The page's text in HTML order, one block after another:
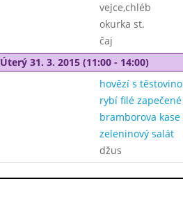
vejce,chléb
okurka st.
čaj
Úterý 31. 3. 2015 (11:00 - 14:00)
hovězí s
rybí filé
bramborova
zeleninový salát
džus